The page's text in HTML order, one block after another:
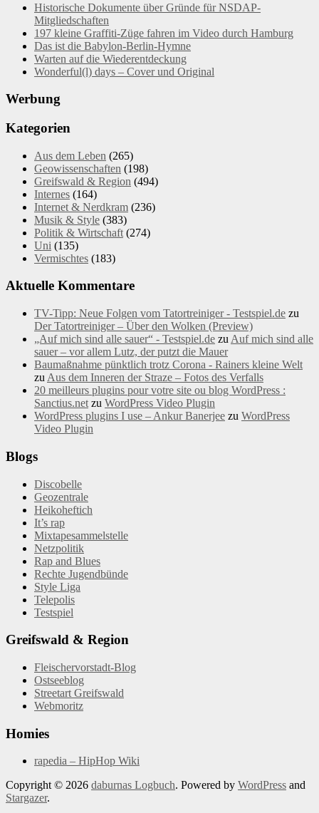
Historische Dokumente über Gründe für NSDAP-
Mitgliedschaften
197 kleine Graffiti-Züge fahren im Video durch Hamburg
Das ist die Babylon-Berlin-Hymne
Warten auf die Wiederentdeckung
Wonderful(l) days – Cover und Original
Werbung
Kategorien
Aus dem Leben (265)
Geowissenschaften (198)
Greifswald & Region (494)
Internes (164)
Internet & Nerdkram (236)
Musik & Style (383)
Politik & Wirtschaft (274)
Uni (135)
Vermischtes (183)
Aktuelle Kommentare
TV-Tipp: Neue Folgen vom Tatortreiniger - Testspiel.de zu
Der Tatortreiniger – Über den Wolken (Preview)
„Auf mich sind alle sauer“ - Testspiel.de zu Auf mich sind alle
sauer – vor allem Lutz, der putzt die Mauer
Baumaßnahme pünktlich trotz Corona - Rainers kleine Welt
zu Aus dem Inneren der Straze – Fotos des Verfalls
20 meilleurs plugins pour votre site ou blog WordPress :
Sanctius.net zu WordPress Video Plugin
WordPress plugins I use – Ankur Banerjee zu WordPress
Video Plugin
Blogs
Discobelle
Geozentrale
Heikoheftich
It’s rap
Mixtapesammelstelle
Netzpolitik
Rap and Blues
Rechte Jugendbünde
Style Liga
Telepolis
Testspiel
Greifswald & Region
Fleischervorstadt-Blog
Ostseeblog
Streetart Greifswald
Webmoritz
Homies
rapedia – HipHop Wiki
Copyright © 2026 daburnas Logbuch. Powered by WordPress and
Stargazer.